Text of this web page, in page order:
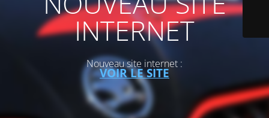
INTERNET
Nouveau site internet :
VOIR LE SITE